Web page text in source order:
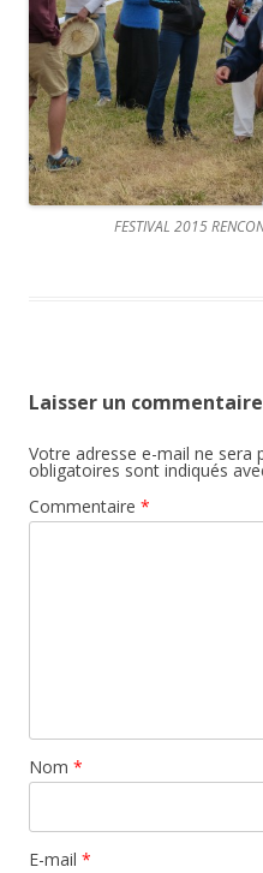
FESTIVAL 2015
Laisser un commentaire
Votre adresse e-mail ne sera
obligatoires sont indiqués
Commentaire *
Nom *
E-mail *